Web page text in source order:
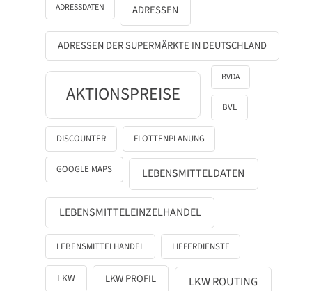
ADRESSDATEN ADRESSEN
ADRESSEN DER SUPERMÄRKTE IN DEUTSCHLAND
AKTIONSPREISE
BVDA
BVL
DISCOUNTER FLOTTENPLANUNG
GOOGLE MAPS LEBENSMITTELDATEN
LEBENSMITTELEINZELHANDEL
LEBENSMITTELHANDEL LIEFERDIENSTE
LKW LKW PROFIL LKW ROUTING